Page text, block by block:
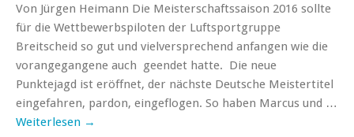
Von Jürgen Heimann Die Meisterschaftssaison 2016 sollte
für die Wettbewerbspiloten der Luftsportgruppe
Breitscheid so gut und vielversprechend anfangen wie die
vorangegangene auch geendet hatte. Die neue
Punktejagd ist eröffnet, der nächste Deutsche Meistertitel
eingefahren, pardon, eingeflogen. So haben Marcus und …
Weiterlesen →